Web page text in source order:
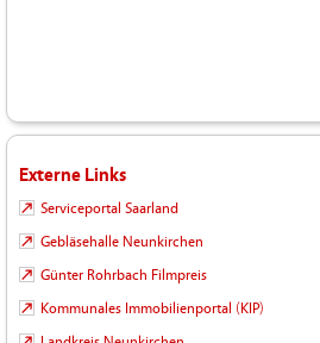
Externe Links
Serviceportal Saarland
Gebläsehalle Neunkirchen
Günter Rohrbach Filmpreis
Kommunales Immobilienportal (KIP)